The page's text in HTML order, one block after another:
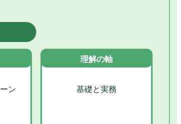
ン
理解の軸
基礎と実務